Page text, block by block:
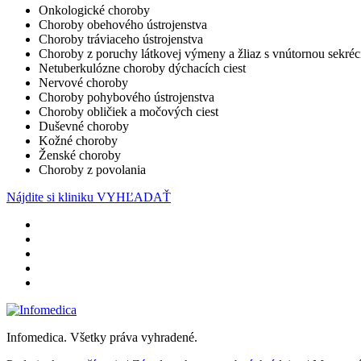
Onkologické choroby
Choroby obehového ústrojenstva
Choroby tráviaceho ústrojenstva
Choroby z poruchy látkovej výmeny a žliaz s vnútornou
Netuberkulózne choroby dýchacích ciest
Nervové choroby
Choroby pohybového ústrojenstva
Choroby obličiek a močových ciest
Duševné choroby
Kožné choroby
Ženské choroby
Choroby z povolania
Nájdite si kliniku VYHĽADAŤ
Infomedica. Všetky práva vyhradené.